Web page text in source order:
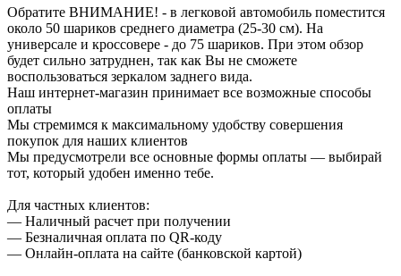
Обратите ВНИМАНИЕ! - в легковой автомобиль поместится
около 50 шариков среднего диаметра (25-30 см). На
универсале и кроссовере - до 75 шариков. При этом обзор
будет сильно затруднен, так как Вы не сможете
воспользоваться зеркалом заднего вида.
Наш интернет-магазин принимает все возможные способы
оплаты
Мы стремимся к максимальному удобству совершения
покупок для наших клиентов
Мы предусмотрели все основные формы оплаты — выбирай
тот, который удобен именно тебе.
Для частных клиентов:
— Наличный расчет при получении
— Безналичная оплата по QR-коду
— Онлайн-оплата на сайте (банковской картой)